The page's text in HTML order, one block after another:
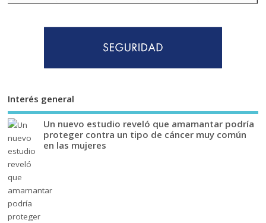
Interés general
Un nuevo estudio reveló que amamantar podría
proteger contra un tipo de cáncer muy común
en las mujeres